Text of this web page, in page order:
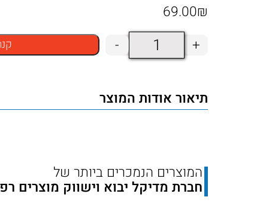
₪
69.00
+
כמות
של
לקיבוע
100
-
תיאור אודות המוצר
המוצרים הנמכרים ביותר של
חברת מדיקל יבוא וישווק מוצרים